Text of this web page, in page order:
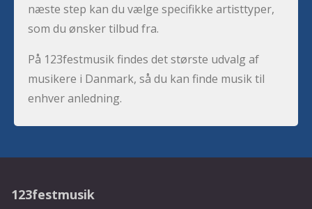
næste step kan du vælge specifikke artisttyper,
som du ønsker tilbud fra.
På 123festmusik findes det største udvalg af
musikere i Danmark, så du kan finde musik til
enhver anledning.
123festmusik